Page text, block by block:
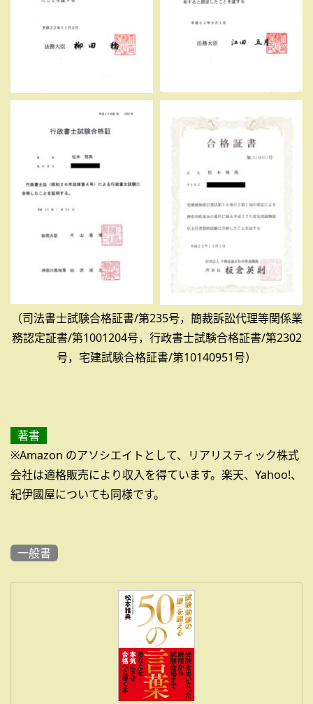
（司法書士試験合格証書/第235号，簡裁訴訟代理等関係業
務認定証書/第1001204号，行政書士試験合格証書/第2302
号，宅建試験合格証書/第10140951号）
著書
※Amazon のアソシエイトとして、リアリスティック株式
会社は適格販売により収入を得ています。楽天、Yahoo!、
紀伊國屋についても同様です。
一般書